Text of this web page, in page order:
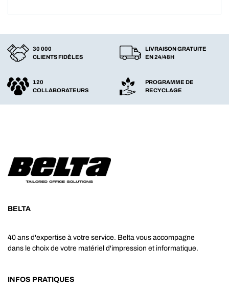
30 000
CLIENTS FIDÈLES
LIVRAISON GRATUITE
EN 24/48H
120
COLLABORATEURS
PROGRAMME DE
RECYCLAGE
BELTA
40 ans d'expertise à votre service. Belta vous accompagne
dans le choix de votre matériel d'impression et informatique.
INFOS PRATIQUES